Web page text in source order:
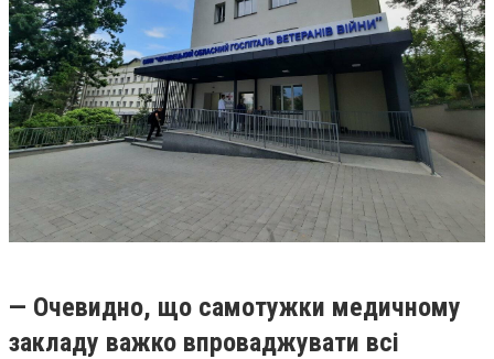
— Очевидно, що самотужки медичному
закладу важко впроваджувати всі